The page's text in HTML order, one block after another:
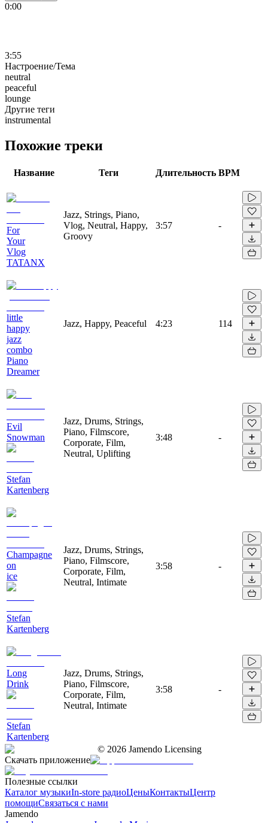
0:00
3:55
Настроение/Тема
neutral
peaceful
lounge
Другие теги
instrumental
Похожие треки
Название Теги Длительность BPM
For
Your
Vlog
TATANX
Jazz, Strings, Piano,
Vlog, Neutral, Happy,
Groovy
3:57 -
little
happy
jazz
combo
Piano
Dreamer
Jazz, Happy, Peaceful 4:23 114
Evil
Snowman
Stefan
Kartenberg
Jazz, Drums, Strings,
Piano, Filmscore,
Corporate, Film,
Neutral, Uplifting
3:48 -
Champagne
on
ice
Stefan
Kartenberg
Jazz, Drums, Strings,
Piano, Filmscore,
Corporate, Film,
Neutral, Intimate
3:58 -
Long
Drink
Stefan
Kartenberg
Jazz, Drums, Strings,
Piano, Filmscore,
Corporate, Film,
Neutral, Intimate
3:58 -
© 2026 Jamendo Licensing
Скачать приложение
Полезные ссылки
Каталог музыкиIn-store радиоЦеныКонтактыЦентр
помощиСвязаться с нами
Jamendo